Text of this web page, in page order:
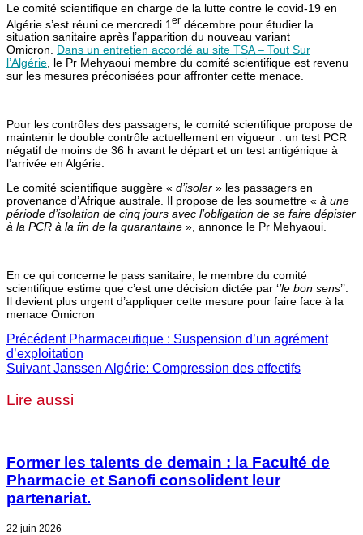
Le comité scientifique en charge de la lutte contre le covid-19 en
Algérie s’est réuni ce mercredi 1 er décembre pour étudier la
situation sanitaire après l’apparition du nouveau variant
Omicron. Dans un entretien accordé au site TSA – Tout Sur
l’Algérie, le Pr Mehyaoui membre du comité scientifique est revenu
sur les mesures préconisées pour affronter cette menace.
Pour les contrôles des passagers, le comité scientifique propose de
maintenir le double contrôle actuellement en vigueur : un test PCR
négatif de moins de 36 h avant le départ et un test antigénique à
l’arrivée en Algérie.
Le comité scientifique suggère « d’isoler » les passagers en
provenance d’Afrique australe. Il propose de les soumettre « à une
période d’isolation de cinq jours avec l’obligation de se faire dépister
à la PCR à la fin de la quarantaine », annonce le Pr Mehyaoui.
En ce qui concerne le pass sanitaire, le membre du comité
scientifique estime que c’est une décision dictée par ‘’le bon sens’’.
Il devient plus urgent d’appliquer cette mesure pour faire face à la
menace Omicron
PrécédentPharmaceutique : Suspension d’un agrément
d’exploitation
SuivantJanssen Algérie: Compression des effectifs
Lire aussi
Former les talents de demain : la Faculté de
Pharmacie et Sanofi consolident leur
partenariat.
22 juin 2026